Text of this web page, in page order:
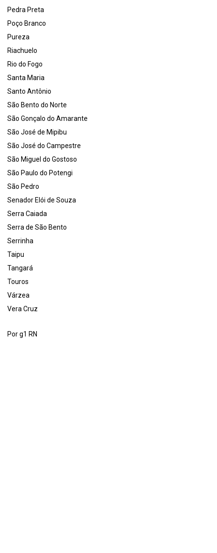
Pedra Preta
Poço Branco
Pureza
Riachuelo
Rio do Fogo
Santa Maria
Santo Antônio
São Bento do Norte
São Gonçalo do Amarante
São José de Mipibu
São José do Campestre
São Miguel do Gostoso
São Paulo do Potengi
São Pedro
Senador Elói de Souza
Serra Caiada
Serra de São Bento
Serrinha
Taipu
Tangará
Touros
Várzea
Vera Cruz
Por g1 RN